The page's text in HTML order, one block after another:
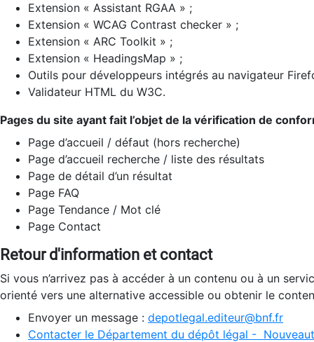
Extension « Assistant RGAA » ;
Extension « WCAG Contrast checker » ;
Extension « ARC Toolkit » ;
Extension « HeadingsMap » ;
Outils pour développeurs intégrés au navigateur
Validateur HTML du W3C.
Pages du site ayant fait l’objet de la vérification de
Page d’accueil / défaut (hors recherche)
Page d’accueil recherche / liste des résultats
Page de détail d’un résultat
Page FAQ
Page Tendance / Mot clé
Page Contact
Retour d'information et contact
Si vous n’arrivez pas à accéder à un contenu ou à un
orienté vers une alternative accessible ou obtenir le
Envoyer un message : depotlegal.editeur@bnf.fr
Contacter le Département du dépôt légal -